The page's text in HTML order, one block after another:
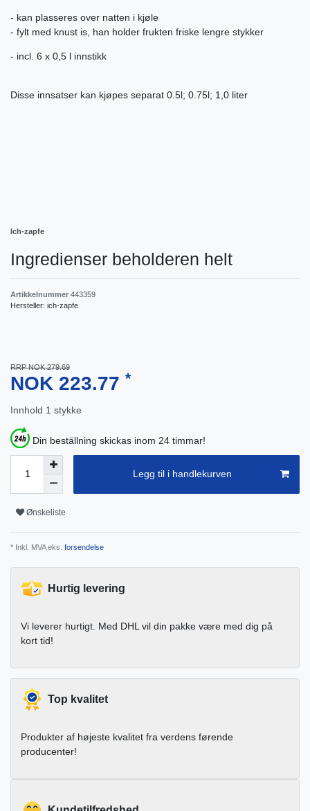
- kan plasseres over natten i kjøle
- fylt med knust is, han holder frukten friske lengre stykker
- incl. 6 x 0,5 l innstikk
Disse innsatser kan kjøpes separat 0.5l; 0.75l; 1,0 liter
Ich-zapfe
Ingredienser beholderen helt
Artikkelnummer 443359
Hersteller: ich-zapfe
RRP NOK 279.69
NOK 223.77 *
Innhold 1 stykke
Din beställning skickas inom 24 timmar!
Legg til i handlekurven
Ønskeliste
* Inkl. MVA eks. forsendelse
Hurtig levering
Vi leverer hurtigt. Med DHL vil din pakke være med dig på
kort tid!
Top kvalitet
Produkter af højeste kvalitet fra verdens førende
producenter!